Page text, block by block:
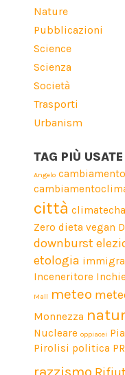
Nature
Pubblicazioni
Science
Scienza
Società
Trasporti
Urbanism
TAG PIÙ USATE
Angelo
città
Zero dieta vegan
downburst
etologia
Inceneritore
Mall meteo
Monnezza
Nucleare oppiacei
Pirolisi politica
razzismo